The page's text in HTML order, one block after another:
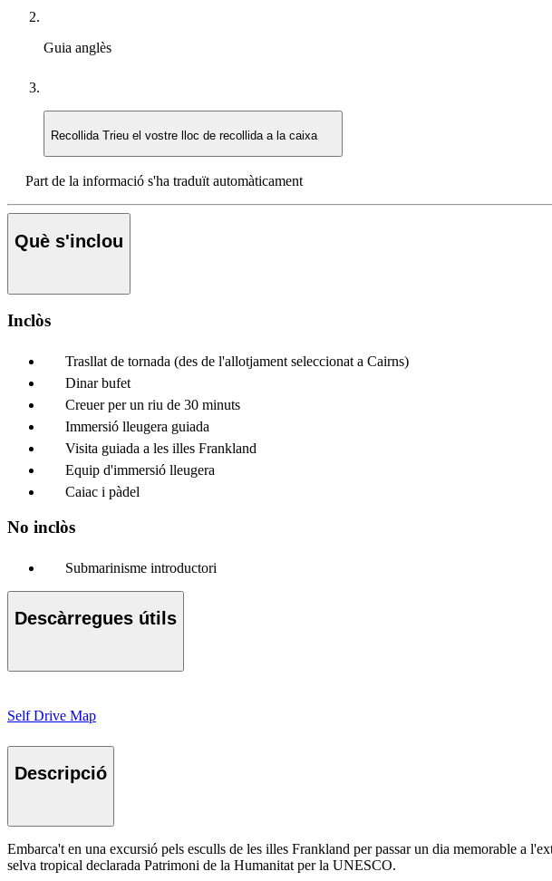
Guia anglès
Recollida Trieu el vostre lloc de recollida a la caixa
Part de la informació s'ha traduït automàticament
Què s'inclou
Inclòs
Trasllat de tornada (des de l'allotjament seleccionat a Cairns)
Dinar bufet
Creuer per un riu de 30 minuts
Immersió lleugera guiada
Visita guiada a les illes Frankland
Equip d'immersió lleugera
Caiac i pàdel
No inclòs
Submarinisme introductori
Descàrregues útils
Self Drive Map
Descripció
Embarca't en una excursió pels esculls de les illes Frankland per passar un dia memorable a
selva tropical declarada Patrimoni de la Humanitat per la UNESCO.